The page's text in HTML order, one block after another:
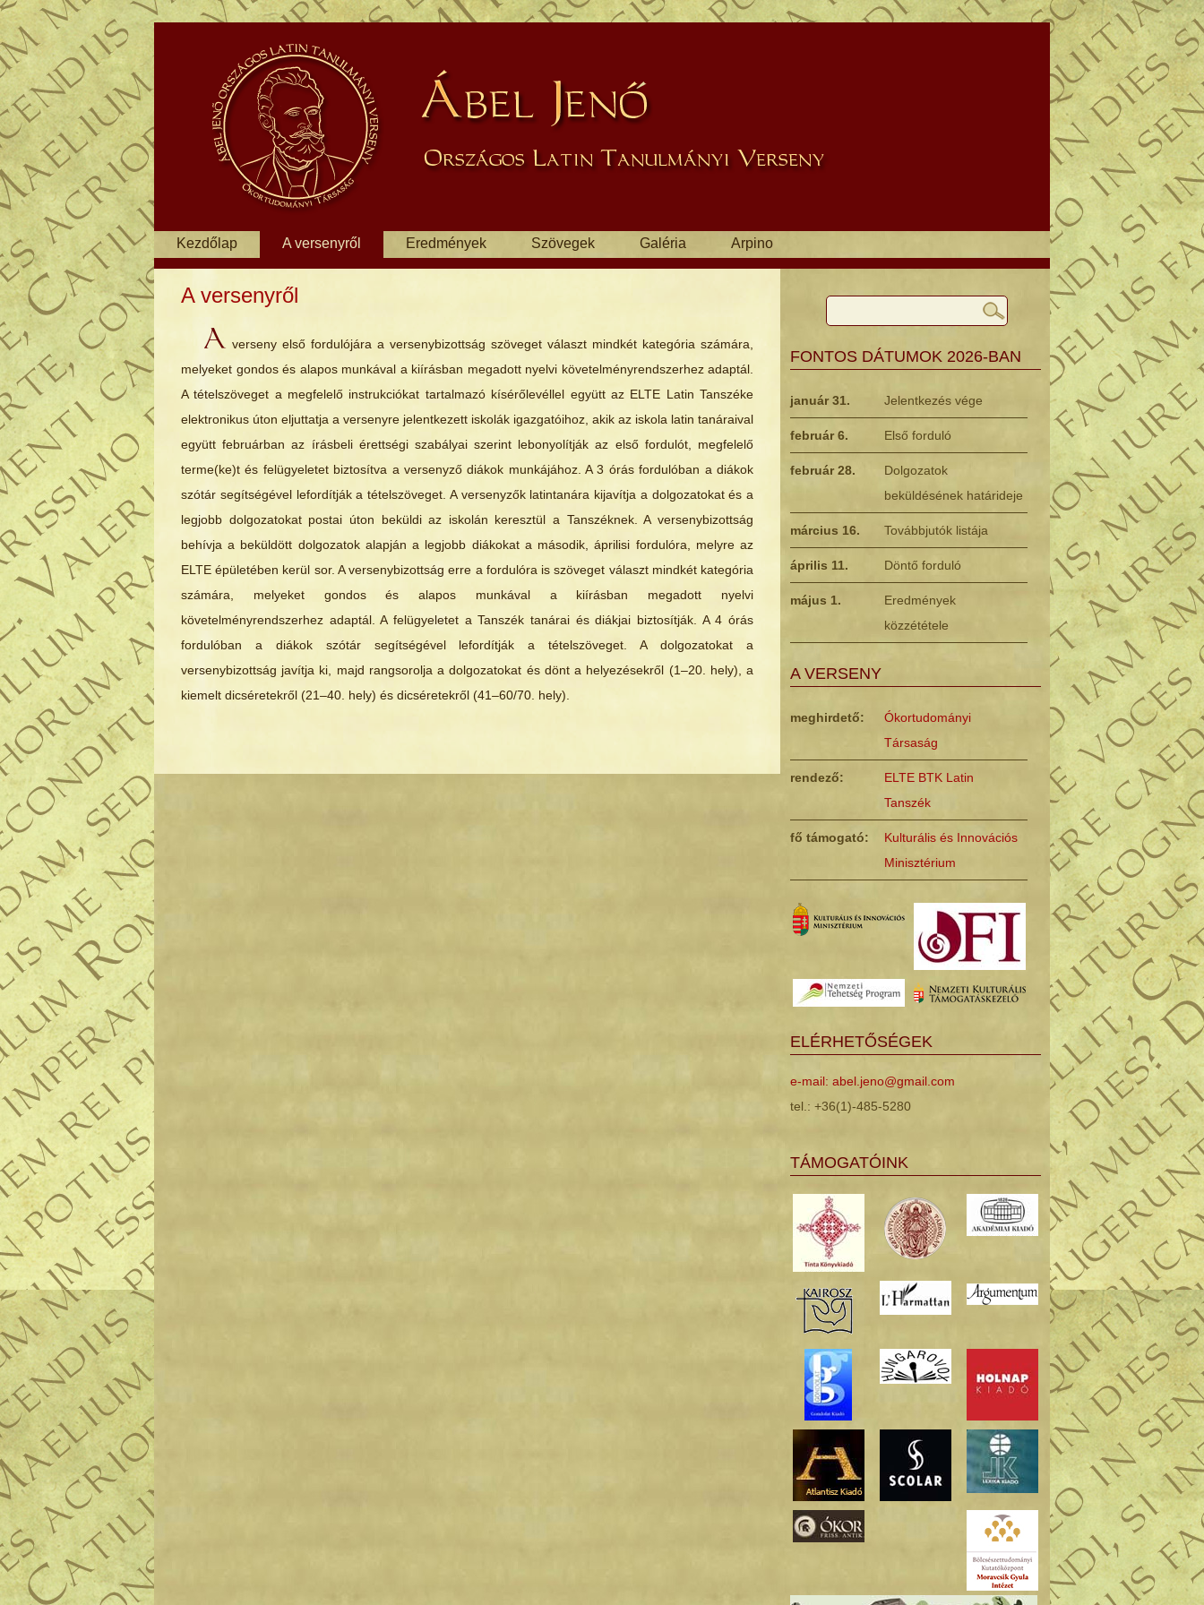
Kezdőlap A versenyről Eredmények Szövegek Galéria Arpino
A versenyről
A verseny első fordulójára a versenybizottság szöveget választ mindkét kategória számára,
melyeket gondos és alapos munkával a kiírásban megadott nyelvi követelményrendszerhez adaptál.
A tételszöveget a megfelelő instrukciókat tartalmazó kísérőlevéllel együtt az ELTE Latin Tanszéke
elektronikus úton eljuttatja a versenyre jelentkezett iskolák igazgatóihoz, akik az iskola latin tanáraival
együtt februárban az írásbeli érettségi szabályai szerint lebonyolítják az első fordulót, megfelelő
terme(ke)t és felügyeletet biztosítva a versenyző diákok munkájához. A 3 órás fordulóban a diákok
szótár segítségével lefordítják a tételszöveget. A versenyzők latintanára kijavítja a dolgozatokat és a
legjobb dolgozatokat postai úton beküldi az iskolán keresztül a Tanszéknek. A versenybizottság
behívja a beküldött dolgozatok alapján a legjobb diákokat a második, áprilisi fordulóra, melyre az
ELTE épületében kerül sor. A versenybizottság erre a fordulóra is szöveget választ mindkét kategória
számára, melyeket gondos és alapos munkával a kiírásban megadott nyelvi
követelményrendszerhez adaptál. A felügyeletet a Tanszék tanárai és diákjai biztosítják. A 4 órás
fordulóban a diákok szótár segítségével lefordítják a tételszöveget. A dolgozatokat a
versenybizottság javítja ki, majd rangsorolja a dolgozatokat és dönt a helyezésekről (1–20. hely), a
kiemelt dicséretekről (21–40. hely) és dicséretekről (41–60/70. hely).
FONTOS DÁTUMOK 2026-BAN
január 31. Jelentkezés vége
február 6. Első forduló
február 28.
Dolgozatok
beküldésének határideje
március 16. Továbbjutók listája
április 11. Döntő forduló
május 1.
Eredmények
közzététele
A VERSENY
meghirdető:
Ókortudományi
Társaság
rendező:
ELTE BTK Latin
Tanszék
fő támogató:
Kulturális és Innovációs
Minisztérium
ELÉRHETŐSÉGEK
e-mail: abel.jeno@gmail.com
tel.: +36(1)-485-5280
TÁMOGATÓINK